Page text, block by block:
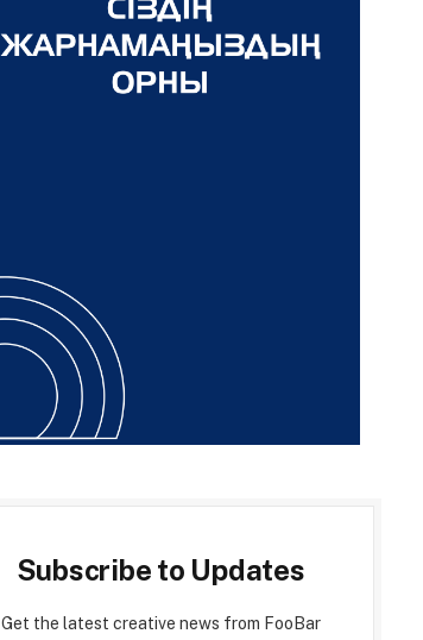
Subscribe to Updates
Get the latest creative news from FooBar